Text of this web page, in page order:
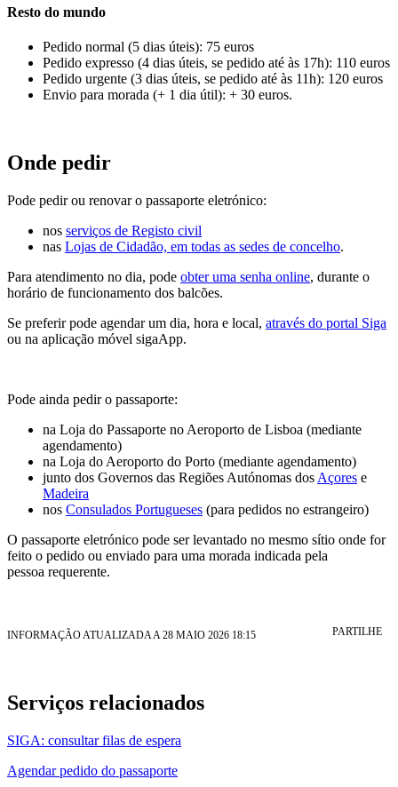
Resto do mundo
Pedido normal (5 dias úteis): 75 euros
Pedido expresso (4 dias úteis, se pedido até às 17h): 110 euros
Pedido urgente (3 dias úteis, se pedido até às 11h): 120 euros
Envio para morada (+ 1 dia útil): + 30 euros.
Onde pedir
Pode pedir ou renovar o passaporte eletrónico:
nos serviços de Registo civil
nas Lojas de Cidadão, em todas as sedes de concelho.
Para atendimento no dia, pode obter uma senha online, durante o
horário de funcionamento dos balcões.
Se preferir pode agendar um dia, hora e local, através do portal Siga
ou na aplicação móvel sigaApp.
Pode ainda pedir o passaporte:
na Loja do Passaporte no Aeroporto de Lisboa (mediante
agendamento)
na Loja do Aeroporto do Porto (mediante agendamento)
junto dos Governos das Regiões Autónomas dos Açores e
Madeira
nos Consulados Portugueses (para pedidos no estrangeiro)
O passaporte eletrónico pode ser levantado no mesmo sítio onde for
feito o pedido ou enviado para uma morada indicada pela
pessoa requerente.
INFORMAÇÃO ATUALIZADA A 28 MAIO 2026 18:15 PARTILHE
Serviços relacionados
SIGA: consultar filas de espera
Agendar pedido do passaporte